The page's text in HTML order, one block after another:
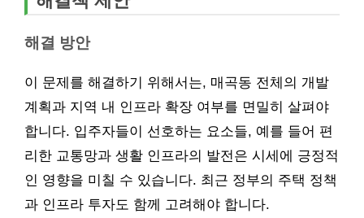
해결 방안
이 문제를 해결하기 위해서는, 매곡동 전체의 개발
계획과 지역 내 인프라 확장 여부를 면밀히 살펴야
합니다. 입주자들이 선호하는 요소들, 예를 들어 편
리한 교통망과 생활 인프라의 발전은 시세에 긍정적
인 영향을 미칠 수 있습니다. 최근 정부의 주택 정책
과 인프라 투자도 함께 고려해야 합니다.